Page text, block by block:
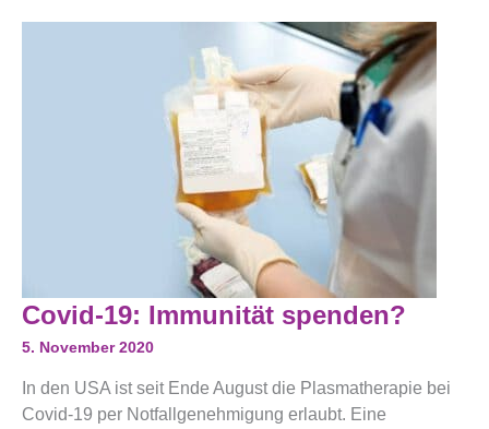
Covid-19: Immunität spenden?
5. November 2020
In den USA ist seit Ende August die Plasmatherapie bei
Covid-19 per Notfallgenehmigung erlaubt. Eine
Covid-
19:
Immunität
Spenden?